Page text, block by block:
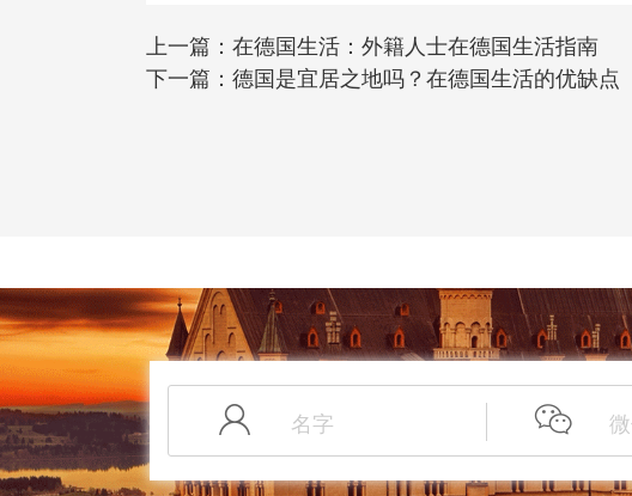
上一篇： 在德国生活：外籍人士在德国生活指南
下一篇： 德国是宜居之地吗？在德国生活的优缺点